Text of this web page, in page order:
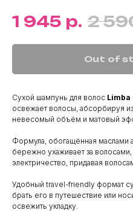
1 945 р. 2
Out of
Сухой шампунь для волос Limba
освежает волосы, абсорбируя
невесомый объём и матовый
Формула, обогащённая маслами
бережно ухаживает за волосами,
электричество, придавая
Удобный travel-friendly формат
брать его в путешествие или
освежить укладку.